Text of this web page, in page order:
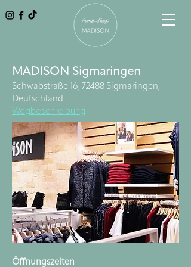
MADISON Sigmaringen
Schwabstraße 16, 72488 Sigmaringen,
Deutschland
Wegbeschreibung
Öffnungszeiten